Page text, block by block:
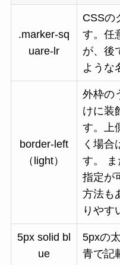
.marker-sq
uare-lr
CSSの
す。任
が、後
ような
border-left
（light）
外枠の
けに装
す。上
く場合
す。
指定が
方法も
りやす
5px solid bl
ue
5pxの
青で記